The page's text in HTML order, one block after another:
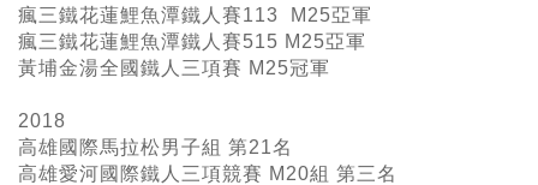
瘋三鐵花蓮鯉魚潭鐵人賽113 M25亞軍
瘋三鐵花蓮鯉魚潭鐵人賽515 M25亞軍
黃埔金湯全國鐵人三項賽 M25冠軍
2018
高雄國際馬拉松男子組 第21名
高雄愛河國際鐵人三項競賽 M20組 第三名